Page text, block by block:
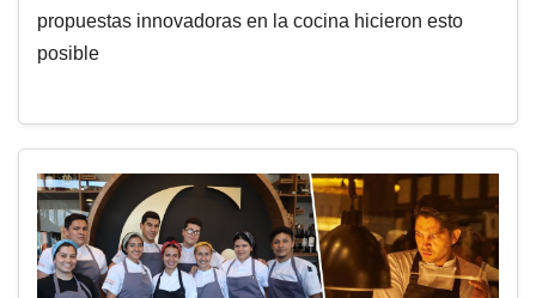
propuestas innovadoras en la cocina hicieron esto
posible